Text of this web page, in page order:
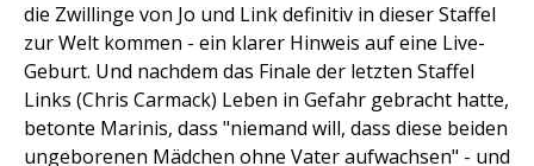
die Zwillinge von Jo und Link definitiv in dieser Staffel
zur Welt kommen - ein klarer Hinweis auf eine Live-
Geburt. Und nachdem das Finale der letzten Staffel
Links (Chris Carmack) Leben in Gefahr gebracht hatte,
betonte Marinis, dass "niemand will, dass diese beiden
ungeborenen Mädchen ohne Vater aufwachsen" - und